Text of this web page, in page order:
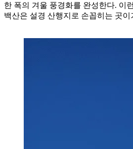
한 폭의 겨울 풍경화를 완성한다. 이
백산은 설경 산행지로 손꼽히는 곳이